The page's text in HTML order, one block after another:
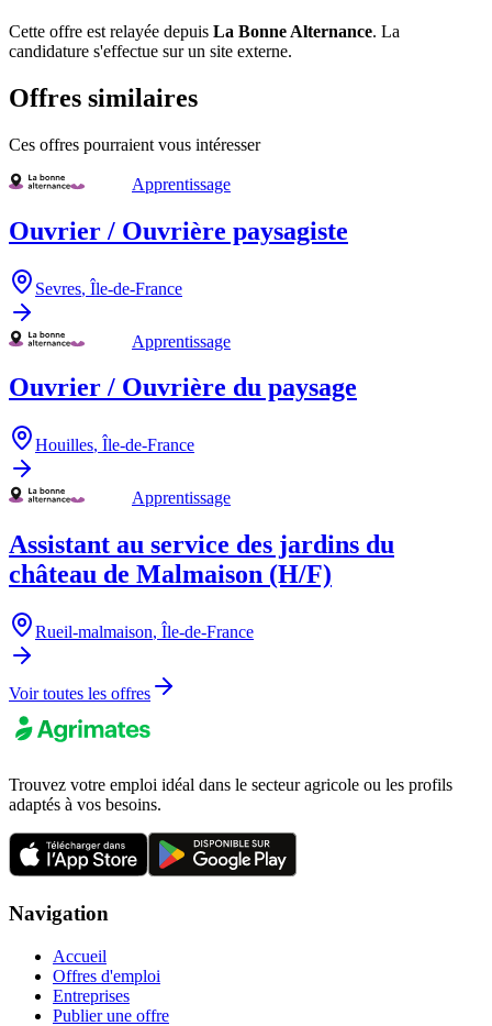
Cette offre est relayée depuis La Bonne Alternance. La
candidature s'effectue sur un site externe.
Offres similaires
Ces offres pourraient vous intéresser
Apprentissage
Ouvrier / Ouvrière paysagiste
Sevres, Île-de-France
Apprentissage
Ouvrier / Ouvrière du paysage
Houilles, Île-de-France
Apprentissage
Assistant au service des jardins du
château de Malmaison (H/F)
Rueil-malmaison, Île-de-France
Voir toutes les offres
Trouvez votre emploi idéal dans le secteur agricole ou les profils
adaptés à vos besoins.
Navigation
Accueil
Offres d'emploi
Entreprises
Publier une offre